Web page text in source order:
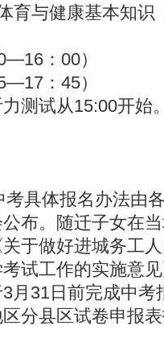
育与健康基本知
：00）
：45）
力测试从15:00开
考具体报名办法由
布。随迁子女在
于做好进城务工
试工作的实施意
月31日前完成中
区分县区试卷申报